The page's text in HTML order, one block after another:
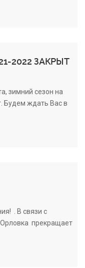
2022 ЗАКРЫТ
зимний сезон на
Будем ждать Вас в
. В связи с
прекращает